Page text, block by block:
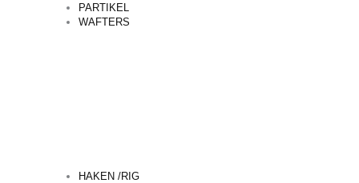
PARTIKEL
WAFTERS
HAKEN /RIG